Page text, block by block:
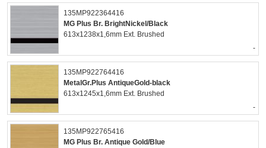
135MP922364416
MG Plus Br. BrightNickel/Black
613x1238x1,6mm Ext. Brushed
-
135MP922764416
MetalGr.Plus AntiqueGold-black
613x1245x1,6mm Ext. Brushed
-
135MP922765416
MG Plus Br. Antique Gold/Blue